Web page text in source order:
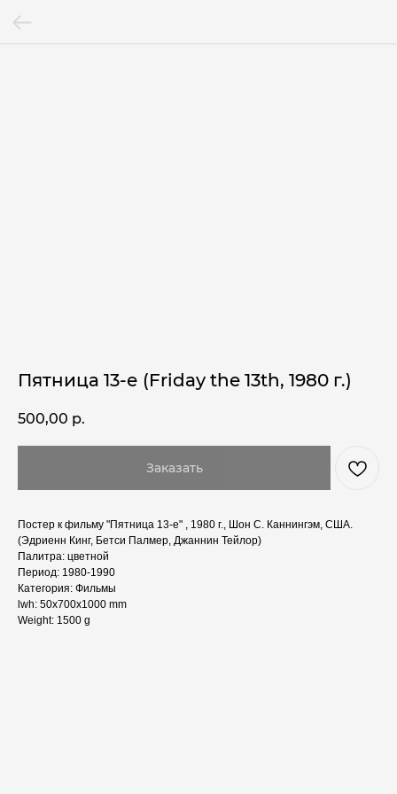
Пятница 13-е (Friday the 13th, 1980 г.)
500,00 р.
Заказать
Постер к фильму "Пятница 13-е" , 1980 г., Шон С. Каннингэм, США.
(Эдриенн Кинг, Бетси Палмер, Джаннин Тейлор)
Палитра: цветной
Период: 1980-1990
Категория: Фильмы
lwh: 50x700x1000 mm
Weight: 1500 g